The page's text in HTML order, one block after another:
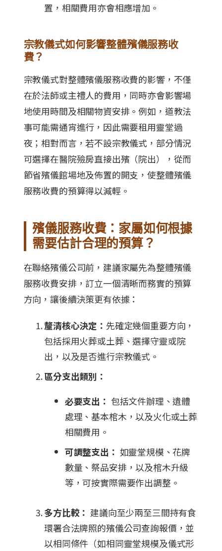
置，相關費用亦會相應增加。
宗教儀式如何影響整體殯儀服務收
費？
宗教儀式對整體殯儀服務收費的影響，不僅
在於法師或主禮人的費用，同時亦會影響場
地使用時間及相關物資安排。例如，道教法
事可能需通宵進行，因此需要租用靈堂過
夜；相對而言，若不設宗教儀式，部分情況
可選擇在醫院殮房直接出殯（院出），從而
節省殯儀館場地及佈置的開支，使整體殯儀
服務收費的預算得以減輕。
殯儀服務收費：家屬如何根據
需要估計合理的預算？
在聯絡殯儀公司前，建議家屬先為整體殯儀
服務收費安排，訂立一個清晰而務實的預算
方向，讓後續決策更有依據：
釐清核心決定： 先確定幾個重要方向，
包括採用火葬或土葬、選擇守靈或院
出，以及是否進行宗教儀式。
區分支出類別：
必要支出： 包括文件辦理、遺體
處理、基本棺木，以及火化或土葬
相關費用。
可調整支出： 如靈堂規模、花牌
數量、祭品安排，以及棺木升級
等，可按實際需要作出調整。
多方比較： 建議向至少兩至三間持有食
環署合法牌照的殯儀公司查詢報價，並
以相同條件（如相同靈堂規模及儀式形